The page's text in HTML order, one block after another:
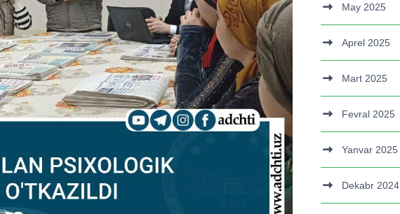
May 2025
Aprel 2025
Mart 2025
Fevral 2025
Yanvar 2025
Dekabr 2024